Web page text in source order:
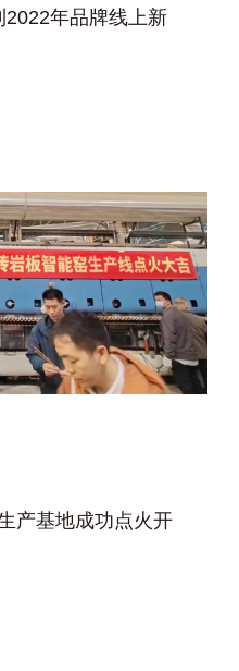
2022年品牌线上新
产基地成功点火开